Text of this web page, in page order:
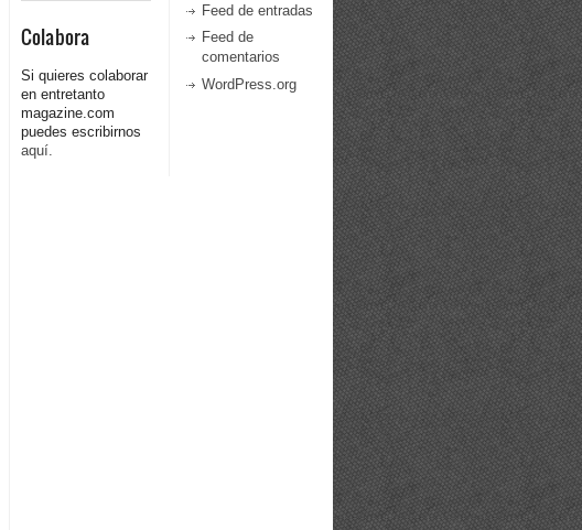
Colabora
Si quieres colaborar
en entretanto
magazine.com
puedes escribirnos
aquí.
Feed de entradas
Feed de
comentarios
WordPress.org